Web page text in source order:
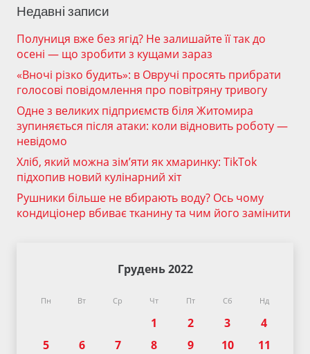
Недавні записи
Полуниця вже без ягід? Не залишайте її так до
осені — що зробити з кущами зараз
«Вночі різко будить»: в Овручі просять прибрати
голосові повідомлення про повітряну тривогу
Одне з великих підприємств біля Житомира
зупиняється після атаки: коли відновить роботу —
невідомо
Хліб, який можна зім’яти як хмаринку: TikTok
підхопив новий кулінарний хіт
Рушники більше не вбирають воду? Ось чому
кондиціонер вбиває тканину та чим його замінити
Грудень 2022
Пн Вт Ср Чт Пт Сб Нд
1 2 3
4
5
6 7 8 9 10
11